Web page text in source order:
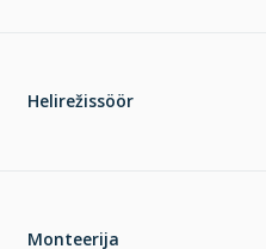
Helirežissöör
Monteerija